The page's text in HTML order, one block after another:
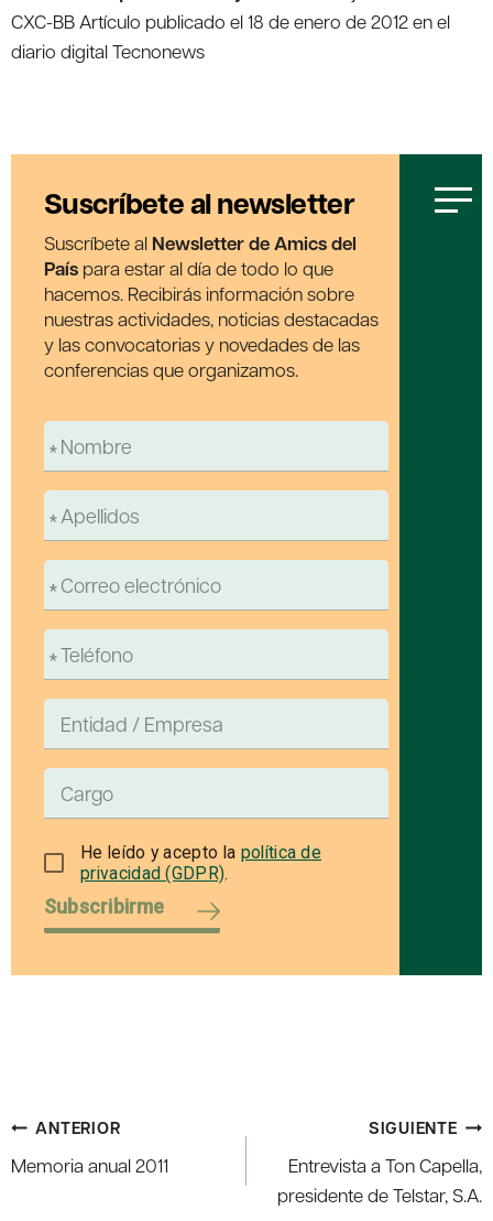
CXC-BB Artículo publicado el 18 de enero de 2012 en el
diario digital Tecnonews
Suscríbete al newsletter
Suscríbete al Newsletter de Amics del
País para estar al día de todo lo que
hacemos. Recibirás información sobre
nuestras actividades, noticias destacadas
y las convocatorias y novedades de las
conferencias que organizamos.
He leído y acepto la política de
privacidad (GDPR).
Subscribirme
Navegación
de
ANTERIOR
Memoria anual 2011
SIGUIENTE
Entrevista a Ton Capella,
presidente de Telstar, S.A.